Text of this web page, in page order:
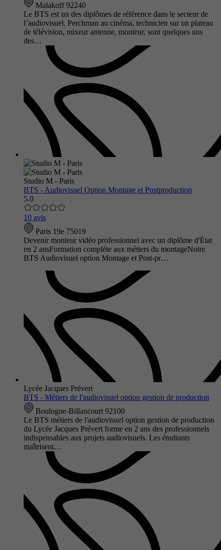
Malakoff 92240
Le BTS est un des diplômes de référence dans le secteur de
l’audiovisuel. Perchman au cinéma, technicien sur un plateau
de télévision, mixeur antenne, monteur, sont quelques uns
des…
Studio M - Paris
BTS - Audiovisuel Option Montage et Postproduction
5.0
10 avis
Paris 19e 75019
Devenir monteur vidéo professionnel avec un diplôme d'État
en 2 ansFormation complète aux métiers du montageNotre
BTS Audiovisuel option Montage et Post-pr…
Lycée Jacques Prévert
BTS - Métiers de l'audiovisuel option gestion de production
Boulogne-Billancourt 92100
Le BTS métiers de l'audiovisuel option gestion de production
du Lycée Jacques Prévert forme en 2 ans des professionnels
indispensables aux projets audiovisuels. Les étudiants
maîtrisent…